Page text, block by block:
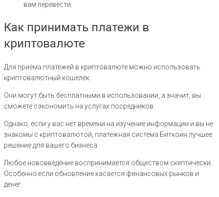
вам перевести.
Как принимать платежи в
криптовалюте
Для приёма платежей в криптовалюте можно использовать
криптовалютный кошелёк.
Они могут быть бесплатными в использовании, а значит, вы
сможете сэкономить на услугах посредников.
Однако, если у вас нет времени на изучение информации и вы не
знакомы с криптовалютой, платежная система Биткоин лучшее
решение для вашего бизнеса.
Любое нововведение воспринимается обществом скептически.
Особенно если обновление касается финансовых рынков и
денег.